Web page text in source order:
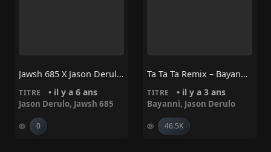
Jawsh 685 X Jason Derulo – Savage Love (Laxed – Siren Beat)
TITRE • il y a 6 ans
Jason Derulo, Jawsh 685
0
Ta Ta Ta Remix – Bayanni, Jason Derulo
TITRE • il y a 3 ans
Bayanni, Jason Derulo
46.5K